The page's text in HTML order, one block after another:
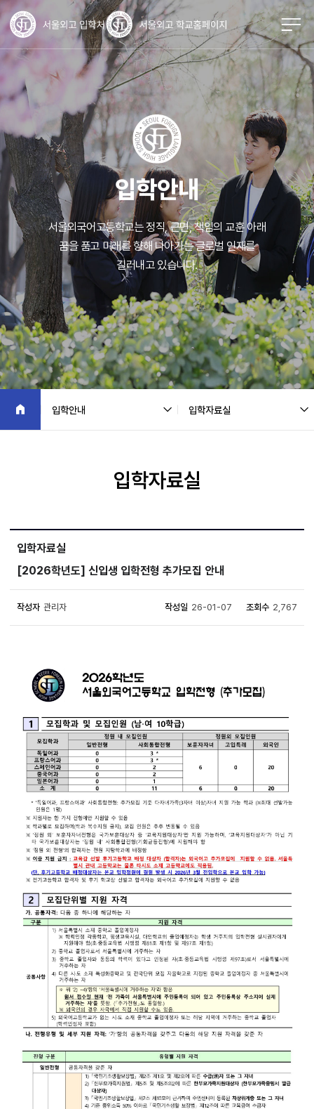
입학안내
서울외국어고등학교는 정직, 근면, 책임의 교훈 아래
꿈을 품고 미래를 향해 나아가는 글로벌 인재를
길러내고 있습니다.
입학안내 입학자료실
입학자료실
입학자료실
[2026학년도] 신입생 입학전형 추가모집 안내
작성자 관리자 작성일 26-01-07 조회수 2,767